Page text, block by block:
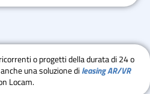
o progetti della durata di 24 o
una soluzione di leasing AR/VR
Locam.